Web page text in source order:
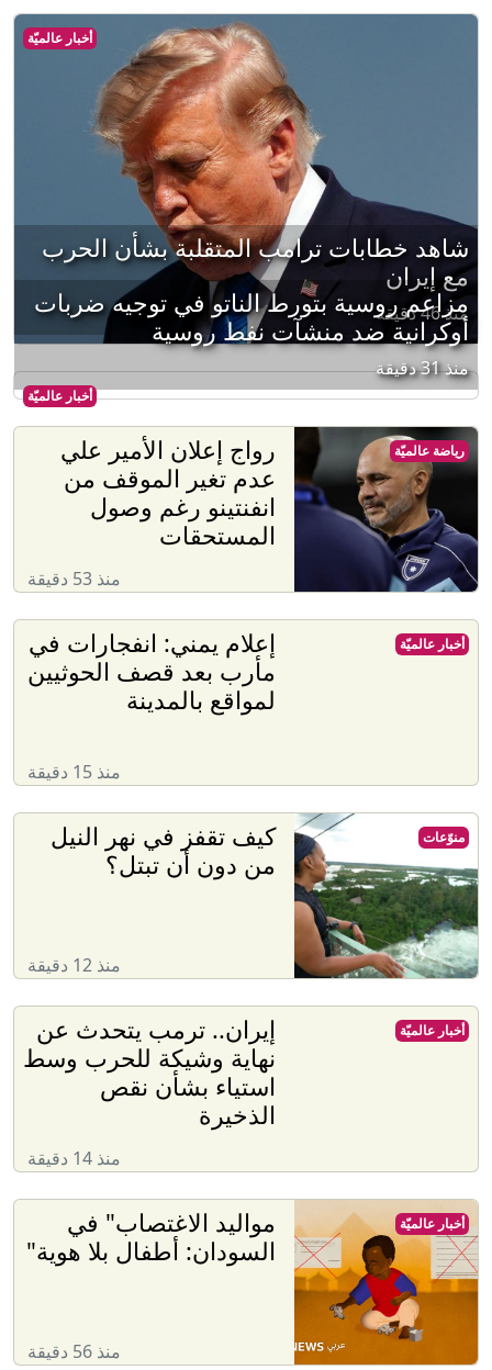
أخبار عالميّة
شاهد خطابات ترامب المتقلبة بشأن الحرب
مع إيران
منذ 46 دقيقة
أخبار عالميّة
مزاعم روسية بتورط الناتو في توجيه ضربات
أوكرانية ضد منشآت نفط روسية
منذ 31 دقيقة
رواج إعلان الأمير علي
عدم تغير الموقف من
انفنتينو رغم وصول
المستحقات
منذ 53 دقيقة
رياضة عالميّة
إعلام يمني: انفجارات في
مأرب بعد قصف الحوثيين
لمواقع بالمدينة
منذ 15 دقيقة
أخبار عالميّة
كيف تقفز في نهر النيل
من دون أن تبتل؟
منذ 12 دقيقة
منوّعات
إيران.. ترمب يتحدث عن
نهاية وشيكة للحرب وسط
استياء بشأن نقص
الذخيرة
منذ 14 دقيقة
أخبار عالميّة
​​مواليد الاغتصاب" في
السودان: أطفال بلا هوية"
منذ 56 دقيقة
أخبار عالميّة